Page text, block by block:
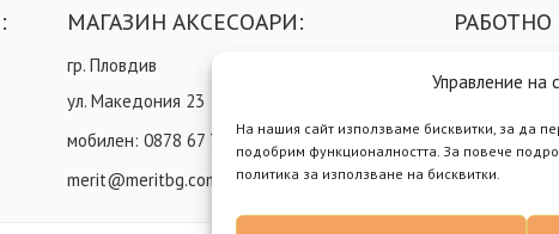
Управление на
На нашия сайт използваме бисквитки, за да
подобрим функционалността. За повече
политика за използване на бисквитки.
МАГАЗИН АКСЕСОАРИ:
гр. Пловдив
ул. Македония 23
мобилен: 0878 67 73 85
merit@meritbg.com
Неделя